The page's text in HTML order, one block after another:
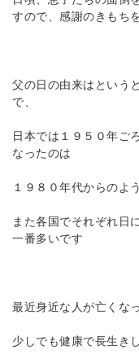
すので、感謝のきもち
父の日の由来はという
で、
日本では１９５０年ご
なったのは
１９８０年代からのよ
また各国でそれぞれ日
一番多いです
最近身近な人が亡くな
少しでも健康で長生き